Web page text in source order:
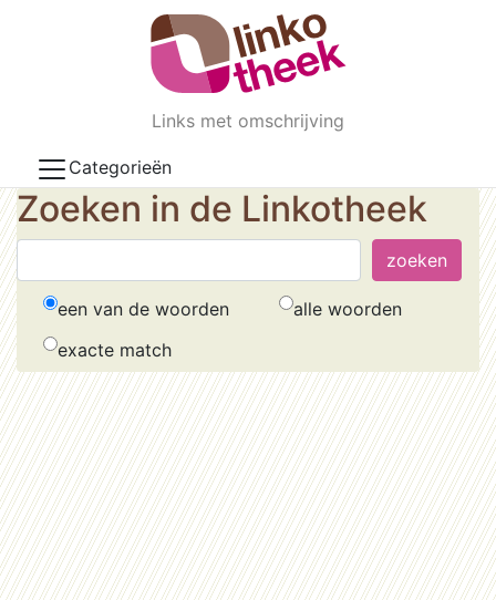
Skip to main content
Links met omschrijving
Categorieën
Zoeken in de Linkotheek
een van de woorden
alle woorden
exacte match